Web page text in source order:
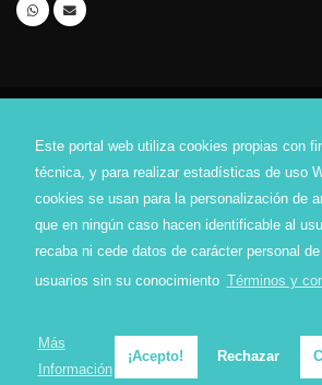
Este portal web utiliza cookies propias con
técnica, y para realizar estadísticas de uso
cookies se usan para la personalización de
que en ningún caso hacen identificable al
recaba ni cede datos de carácter personal
usuarios sin su conocimiento Términos y
Más
Información
¡Acepto! Rechazar
Contacto Aviso Legal
Política de envíos
Política de devolución
Política